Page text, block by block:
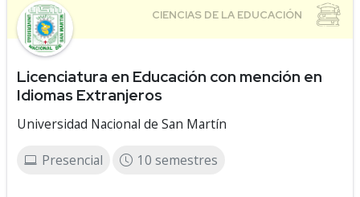
Licenciatura en Educación con mención en
Idiomas Extranjeros
Universidad Nacional de San Martín
Presencial 10 semestres